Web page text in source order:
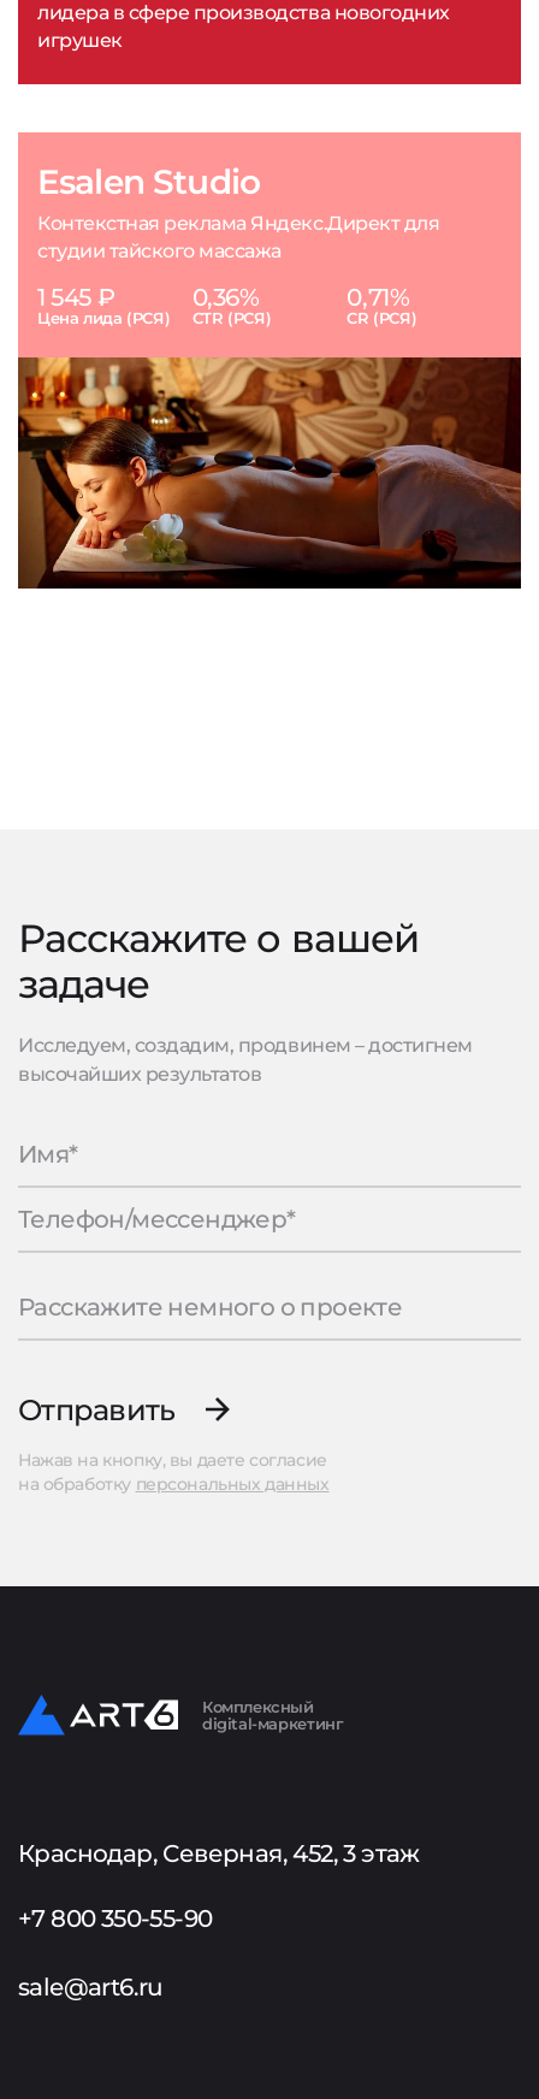
лидера в сфере производства новогодних
игрушек
Esalen Studio
Контекстная реклама Яндекс.Директ для
студии тайского массажа
1 545 ₽
Цена лида (РСЯ)
0,36%
CTR (РСЯ)
0,71%
CR (РСЯ)
Расскажите о вашей
задаче
Исследуем, создадим, продвинем – достигнем
высочайших результатов
Отправить
Нажав на кнопку, вы даете согласие
на обработку персональных данных
Комплексный
digital-маркетинг
Краснодар, Северная, 452, 3 этаж
+7 800 350-55-90
sale@art6.ru